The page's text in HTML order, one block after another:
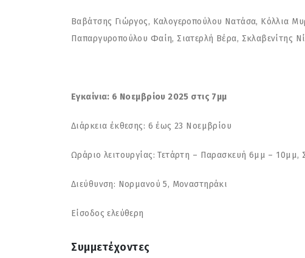
Βαβάτσης Γιώργος, Καλογεροπούλου Νατάσα, Κόλλια
Παπαργυροπούλου Φαίη, Σιατερλή Βέρα, Σκλαβενίτης
Εγκαίνια: 6 Νοεμβρίου 2025 στις 7μμ
Διάρκεια έκθεσης: 6 έως 23 Νοεμβρίου
Ωράριο λειτουργίας: Τετάρτη – Παρασκευή 6μμ –
Διεύθυνση: Νορμανού 5, Μοναστηράκι
Είσοδος ελεύθερη
Συμμετέχοντες